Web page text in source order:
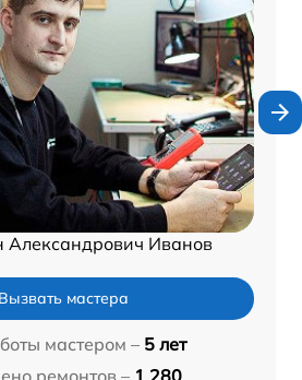
Александрович Иванов
Вызвать мастера
мастером – 5 лет
ремонтов – 1 280